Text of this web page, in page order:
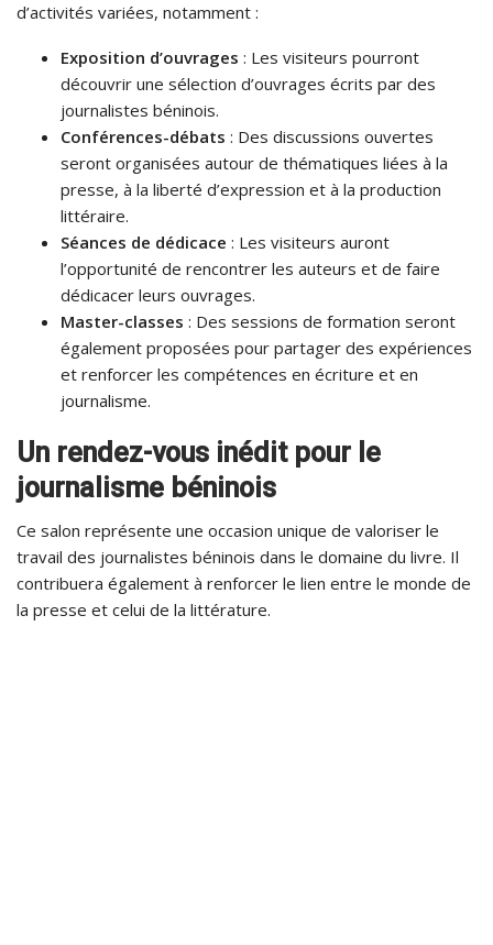
d’activités variées, notamment :
Exposition d’ouvrages : Les visiteurs pourront
découvrir une sélection d’ouvrages écrits par des
journalistes béninois.
Conférences-débats : Des discussions ouvertes
seront organisées autour de thématiques liées à la
presse, à la liberté d’expression et à la production
littéraire.
Séances de dédicace : Les visiteurs auront
l’opportunité de rencontrer les auteurs et de faire
dédicacer leurs ouvrages.
Master-classes : Des sessions de formation seront
également proposées pour partager des expériences
et renforcer les compétences en écriture et en
journalisme.
Un rendez-vous inédit pour le
journalisme béninois
Ce salon représente une occasion unique de valoriser le
travail des journalistes béninois dans le domaine du livre. Il
contribuera également à renforcer le lien entre le monde de
la presse et celui de la littérature.